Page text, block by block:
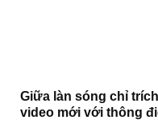
Giữa làn sóng chỉ
video mới với thông